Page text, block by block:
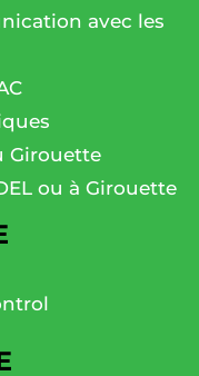
avec les
Girouette
ou à Girouette